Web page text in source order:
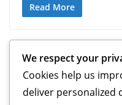
Read More
← Previous
We respect your
Cookies help us
deliver personalized